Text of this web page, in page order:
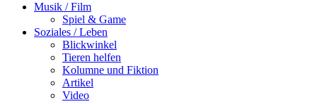
Musik / Film
Spiel & Game
Soziales / Leben
Blickwinkel
Tieren helfen
Kolumne und Fiktion
Artikel
Video